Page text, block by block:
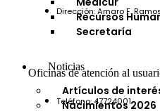
Recursos
Secretaría
Noticias
Artículos de
Nacimientos 2026
Dirección: Amaro F.
Oficinas de atención al
Teléfono: 47724001